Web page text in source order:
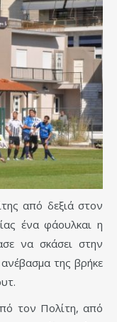
από δεξιά στον
ένα φάουλκαι η
να σκάσει στην
της βρήκε
τον Πολίτη, από